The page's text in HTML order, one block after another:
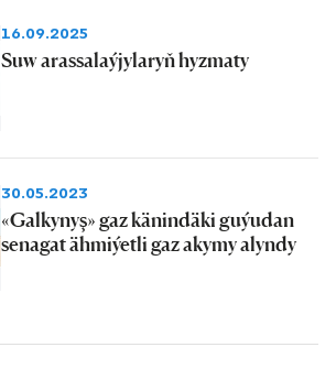
16.09.2025
Suw arassalaýjylaryň hyzmaty
30.05.2023
«Galkynyş» gaz känindäki guýudan
senagat ähmiýetli gaz akymy alyndy